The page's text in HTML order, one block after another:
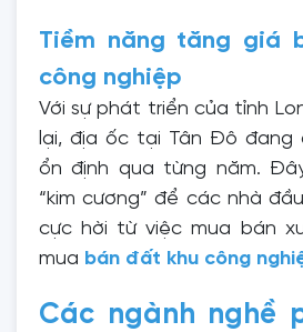
Tiềm năng tăng giá
công nghiệp
Với sự phát triển của tỉnh
lại, địa ốc tại Tân Đô đang
ổn định qua từng năm.
“kim cương” để các nhà
cực hời từ việc mua bán
mua bán đất khu công
Các ngành nghề